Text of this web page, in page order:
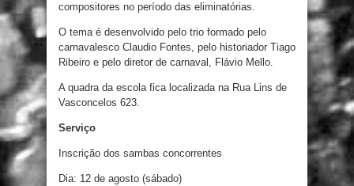
compositores no período das eliminatórias.
O tema é desenvolvido pelo trio formado pelo
carnavalesco Claudio Fontes, pelo historiador Tiago
Ribeiro e pelo diretor de carnaval, Flávio Mello.
A quadra da escola fica localizada na Rua Lins de
Vasconcelos 623.
Serviço
Inscrição dos sambas concorrentes
Dia: 12 de agosto (sábado)